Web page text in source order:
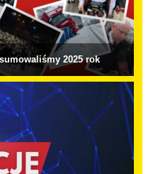
2025 rok